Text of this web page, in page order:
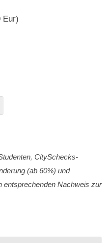
Eur)
CitySchecks-
(ab 60%) und
entsprechenden Nachweis zur